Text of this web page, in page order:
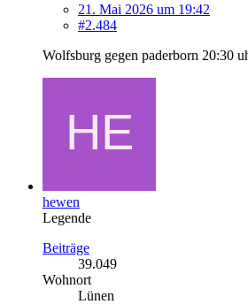
21. Mai 2026 um 19:42
#2.484
Wolfsburg gegen paderborn 20:30
hewen
Legende
Beiträge
39.049
Wohnort
Lünen